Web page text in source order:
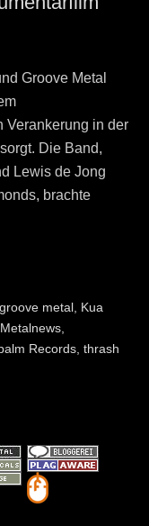
Groove Metal
Verankerung in der
Die Band,
Lewis de Jong
brachte
groove metal, Kua
Metalnews,
Records, thrash